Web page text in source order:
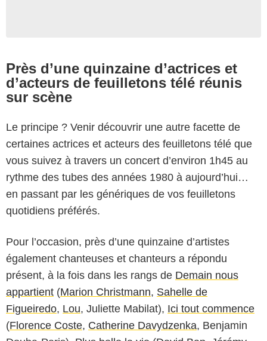
Près d’une quinzaine d’actrices et
d’acteurs de feuilletons télé réunis
sur scène
Le principe ? Venir découvrir une autre facette de
certaines actrices et acteurs des feuilletons télé que
vous suivez à travers un concert d’environ 1h45 au
rythme des tubes des années 1980 à aujourd’hui…
en passant par les génériques de vos feuilletons
quotidiens préférés.
Pour l’occasion, près d’une quinzaine d’artistes
également chanteuses et chanteurs a répondu
présent, à la fois dans les rangs de Demain nous
appartient (Marion Christmann, Sahelle de
Figueiredo, Lou, Juliette Mabilat), Ici tout commence
(Florence Coste, Catherine Davydzenka, Benjamin